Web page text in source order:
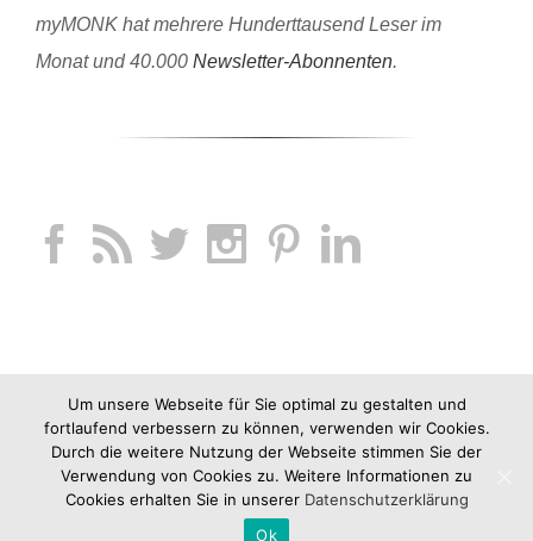
myMONK hat mehrere Hunderttausend Leser im
Monat und 40.000 Newsletter-Abonnenten.
Um unsere Webseite für Sie optimal zu gestalten und
fortlaufend verbessern zu können, verwenden wir Cookies.
Durch die weitere Nutzung der Webseite stimmen Sie der
Verwendung von Cookies zu. Weitere Informationen zu
Cookies erhalten Sie in unserer Datenschutzerklärung
Ok